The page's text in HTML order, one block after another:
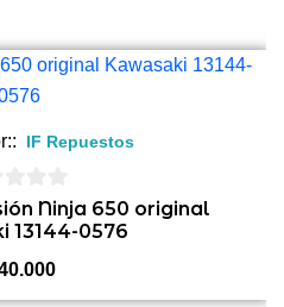
IF Repuestos
Ninja 650 original
13144-0576